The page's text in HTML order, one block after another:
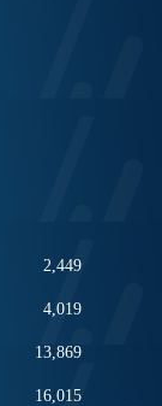
2,449
4,019
13,869
16,015